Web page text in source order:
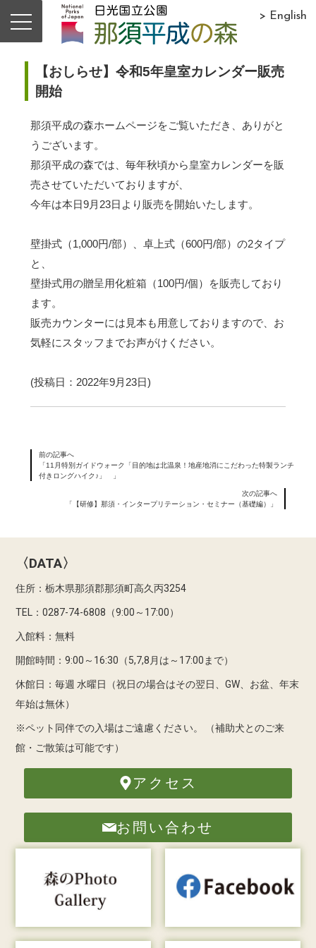
> English
【おしらせ】令和5年皇室カレンダー販売
開始
那須平成の森ホームページをご覧いただき、ありがと
うございます。
那須平成の森では、毎年秋頃から皇室カレンダーを販
売させていただいておりますが、
今年は本日9月23日より販売を開始いたします。
壁掛式（1,000円/部）、卓上式（600円/部）の2タイプ
と、
壁掛式用の贈呈用化粧箱（100円/個）を販売しており
ます。
販売カウンターには見本も用意しておりますので、お
気軽にスタッフまでお声がけください。
(投稿日：2022年9月23日)
前の記事へ
「11月特別ガイドウォーク「目的地は北温泉！地産地消にこだわった特製ランチ
付きロングハイク♪」 」
次の記事へ
「【研修】那須・インタープリテーション・セミナー（基礎編）」
〈DATA〉
住所：栃木県那須郡那須町高久丙3254
TEL：0287-74-6808（9:00～17:00）
入館料：無料
開館時間：9:00～16:30（5,7,8月は～17:00まで）
休館日：毎週 水曜日（祝日の場合はその翌日、GW、お盆、年末
年始は無休）
※ペット同伴での入場はご遠慮ください。
（補助犬とのご来
館・ご散策は可能です）
アクセス
お問い合わせ